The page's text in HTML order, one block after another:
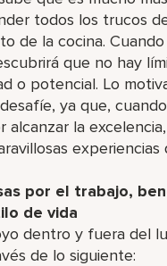
todos los trucos
de la cocina.
que no hay
o potencial. Lo
ya que,
alcanzar la
experiencias
por el trabajo,
de vida
dentro y fuera del
de lo siguiente: